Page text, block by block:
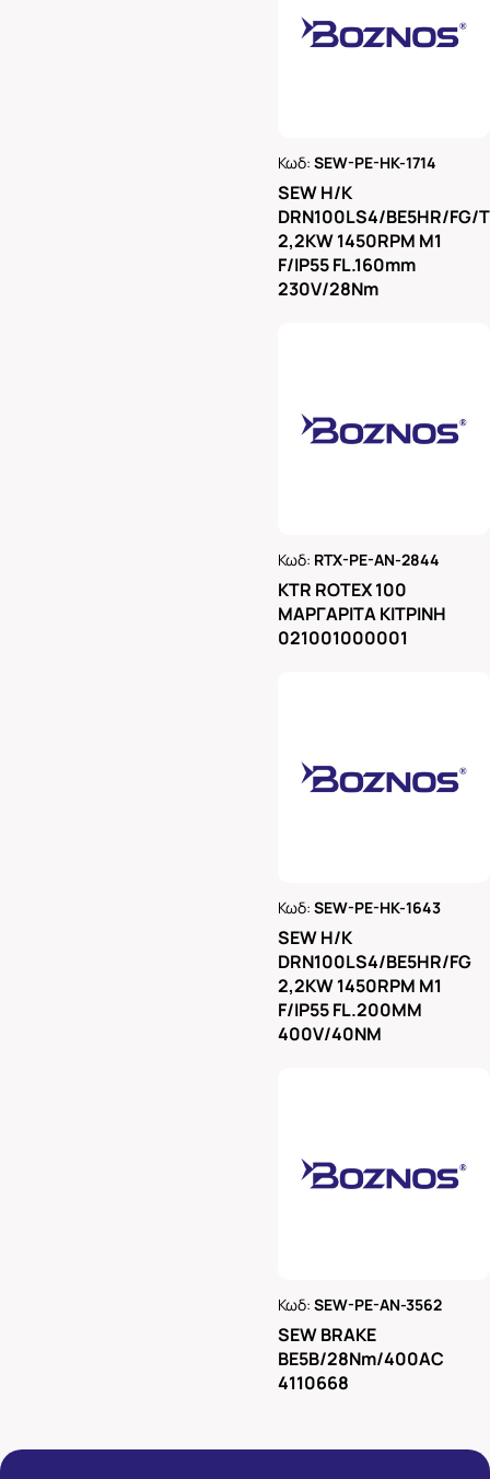
Κωδ:SEW-PE-HK-1714
SEW H/K
DRN100LS4/BE5HR/FG/
2,2KW 1450RPM M1
F/IP55 FL.160mm
230V/28Nm
Κωδ: RTX-PE-AN-2844
KTR ROTEX 100
ΜΑΡΓΑΡΙΤΑ ΚΙΤΡΙΝΗ
021001000001
Κωδ:SEW-PE-HK-1643
SEW H/K
DRN100LS4/BE5HR/FG
2,2KW 1450RPM M1
F/IP55 FL.200MM
400V/40NM
Κωδ:SEW-PE-AN-3562
SEW BRAKE
BE5B/28Nm/400AC
4110668